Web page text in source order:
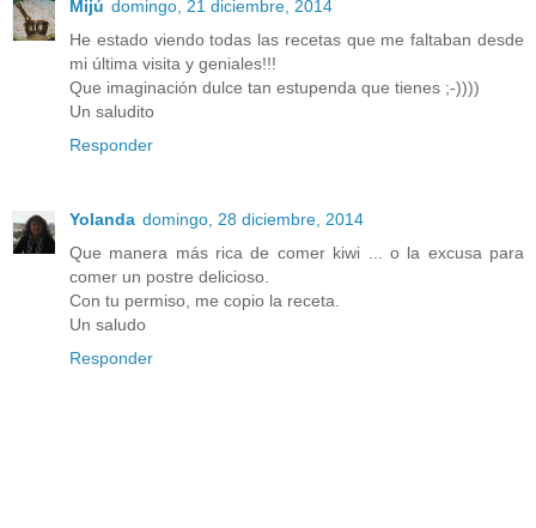
Mijú domingo, 21 diciembre, 2014
He estado viendo todas las recetas que me faltaban desde
mi última visita y geniales!!!
Que imaginación dulce tan estupenda que tienes ;-))))
Un saludito
Responder
Yolanda domingo, 28 diciembre, 2014
Que manera más rica de comer kiwi ... o la excusa para
comer un postre delicioso.
Con tu permiso, me copio la receta.
Un saludo
Responder